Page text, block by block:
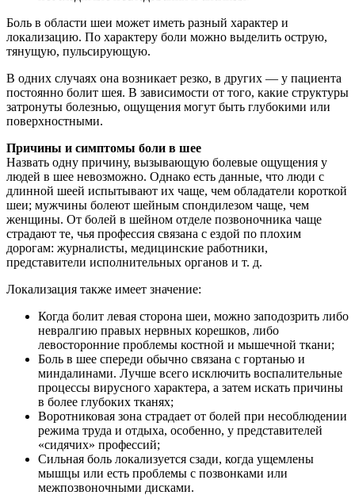
Боль в области шеи может иметь разный характер и
локализацию. По характеру боли можно выделить острую,
тянущую, пульсирующую.
В одних случаях она возникает резко, в других — у пациента
постоянно болит шея. В зависимости от того, какие структуры
затронуты болезнью, ощущения могут быть глубокими или
поверхностными.
Причины и симптомы боли в шее
Назвать одну причину, вызывающую болевые ощущения у
людей в шее невозможно. Однако есть данные, что люди с
длинной шеей испытывают их чаще, чем обладатели короткой
шеи; мужчины болеют шейным спондилезом чаще, чем
женщины. От болей в шейном отделе позвоночника чаще
страдают те, чья профессия связана с ездой по плохим
дорогам: журналисты, медицинские работники,
представители исполнительных органов и т. д.
Локализация также имеет значение:
Когда болит левая сторона шеи, можно заподозрить либо
невралгию правых нервных корешков, либо
левосторонние проблемы костной и мышечной ткани;
Боль в шее спереди обычно связана с гортанью и
миндалинами. Лучше всего исключить воспалительные
процессы вирусного характера, а затем искать причины
в более глубоких тканях;
Воротниковая зона страдает от болей при несоблюдении
режима труда и отдыха, особенно, у представителей
«сидячих» профессий;
Сильная боль локализуется сзади, когда ущемлены
мышцы или есть проблемы с позвонками или
межпозвоночными дисками.